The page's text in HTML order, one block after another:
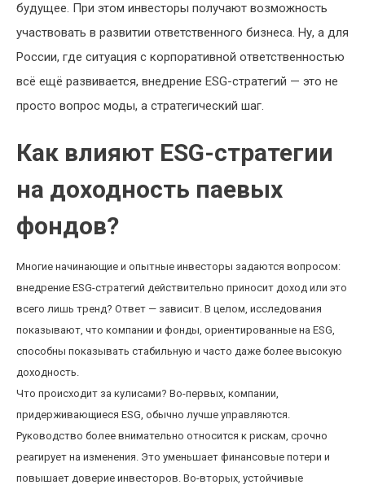
будущее. При этом инвесторы получают возможность
участвовать в развитии ответственного бизнеса. Ну, а для
России, где ситуация с корпоративной ответственностью
всё ещё развивается, внедрение ESG-стратегий — это не
просто вопрос моды, а стратегический шаг.
Как влияют ESG-стратегии
на доходность паевых
фондов?
Многие начинающие и опытные инвесторы задаются вопросом:
внедрение ESG-стратегий действительно приносит доход или это
всего лишь тренд? Ответ — зависит. В целом, исследования
показывают, что компании и фонды, ориентированные на ESG,
способны показывать стабильную и часто даже более высокую
доходность.
Что происходит за кулисами? Во-первых, компании,
придерживающиеся ESG, обычно лучше управляются.
Руководство более внимательно относится к рискам, срочно
реагирует на изменения. Это уменьшает финансовые потери и
повышает доверие инвесторов. Во-вторых, устойчивые